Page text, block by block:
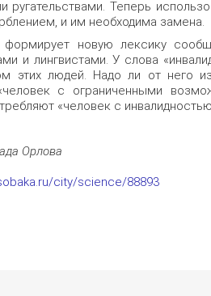
ругательствами. Теперь
и им необходима замена.
формирует новую лексику
и лингвистами. У слова
этих людей. Надо ли от него
с ограниченными
«человек с
Орлова
city/science/88893